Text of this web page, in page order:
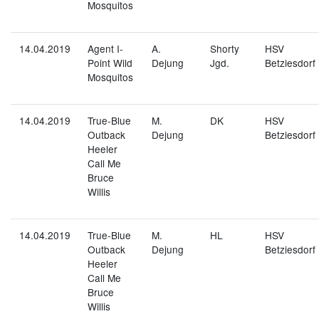
Mosquitos
14.04.2019
Agent I-
Point Wild
Mosquitos
A.
Dejung
Shorty
Jgd.
HSV
Betziesdorf
14.04.2019
True-Blue
Outback
Heeler
Call Me
Bruce
Willis
M.
Dejung
DK
HSV
Betziesdorf
14.04.2019
True-Blue
Outback
Heeler
Call Me
Bruce
Willis
M.
Dejung
HL
HSV
Betziesdorf